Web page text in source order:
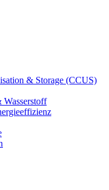
& Storage (CCUS)
Wasserstoff